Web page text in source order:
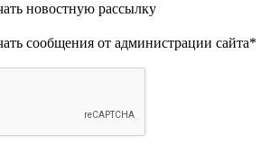
новостную рассылку
сообщения от администрации сайта*